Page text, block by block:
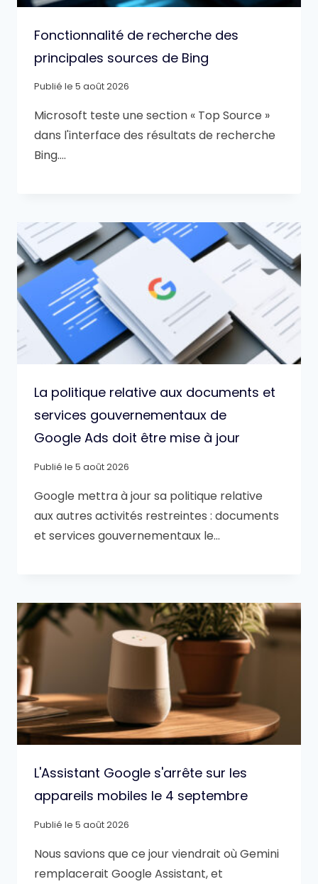
Fonctionnalité de recherche des
principales sources de Bing
Publié le 5 août 2026
Microsoft teste une section « Top Source »
dans l'interface des résultats de recherche
Bing….
La politique relative aux documents et
services gouvernementaux de
Google Ads doit être mise à jour
Publié le 5 août 2026
Google mettra à jour sa politique relative
aux autres activités restreintes : documents
et services gouvernementaux le…
L'Assistant Google s'arrête sur les
appareils mobiles le 4 septembre
Publié le 5 août 2026
Nous savions que ce jour viendrait où Gemini
remplacerait Google Assistant, et